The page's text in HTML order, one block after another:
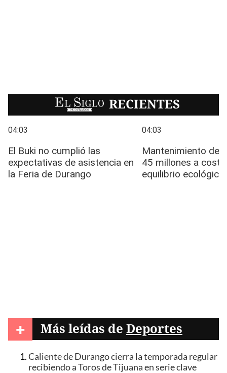
EL SIGLO RECIENTES
+ Más leídas de Deportes
Caliente de Durango cierra la temporada regular
recibiendo a Toros de Tijuana en serie clave